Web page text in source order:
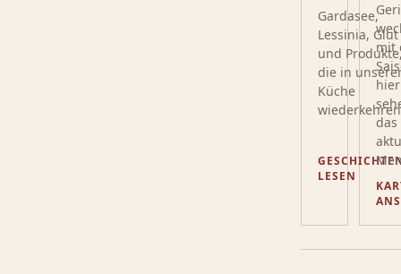
Gardasee,
Lessinia, Glut
und
die in
Küche
LESEN
mit
hier
das